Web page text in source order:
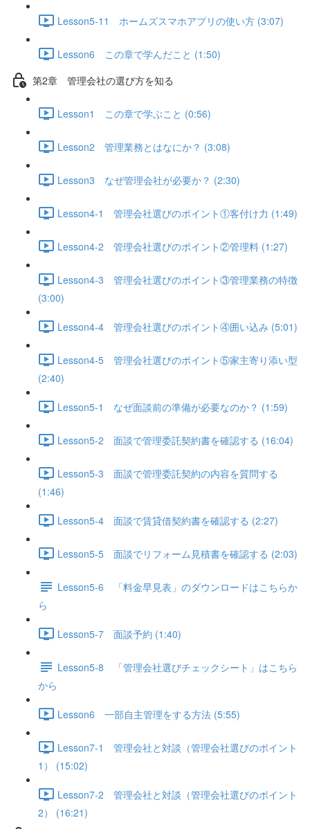
Lesson5-11 ホームズスマホアプリの使い方 (3:07)
Lesson6 この章で学んだこと (1:50)
第2章 管理会社の選び方を知る
Lesson1 この章で学ぶこと (0:56)
Lesson2 管理業務とはなにか？ (3:08)
Lesson3 なぜ管理会社が必要か？ (2:30)
Lesson4-1 管理会社選びのポイント①客付け力 (1:49)
Lesson4-2 管理会社選びのポイント②管理料 (1:27)
Lesson4-3 管理会社選びのポイント③管理業務の特徴
(3:00)
Lesson4-4 管理会社選びのポイント④囲い込み (5:01)
Lesson4-5 管理会社選びのポイント⑤家主寄り添い型
(2:40)
Lesson5-1 なぜ面談前の準備が必要なのか？ (1:59)
Lesson5-2 面談で管理委託契約書を確認する (16:04)
Lesson5-3 面談で管理委託契約の内容を質問する
(1:46)
Lesson5-4 面談で賃貸借契約書を確認する (2:27)
Lesson5-5 面談でリフォーム見積書を確認する (2:03)
Lesson5-6 「料金早見表」のダウンロードはこちらか
ら
Lesson5-7 面談予約 (1:40)
Lesson5-8 「管理会社選びチェックシート」はこちら
から
Lesson6 一部自主管理をする方法 (5:55)
Lesson7-1 管理会社と対談（管理会社選びのポイント
1） (15:02)
Lesson7-2 管理会社と対談（管理会社選びのポイント
2） (16:21)